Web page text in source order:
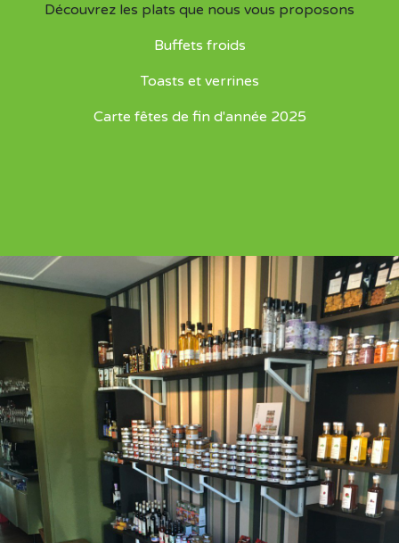
Découvrez les plats que nous vous proposons
Buffets froids
Toasts et verrines
Carte fêtes de fin d'année 2025